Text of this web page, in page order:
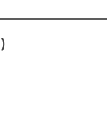
끈거림